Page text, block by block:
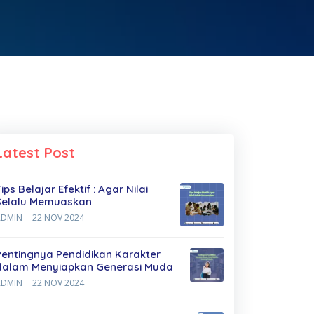
Post
Belajar Efektif : Agar Nilai
Memuaskan
22 NOV 2024
Pendidikan Karakter
Menyiapkan Generasi Muda
22 NOV 2024